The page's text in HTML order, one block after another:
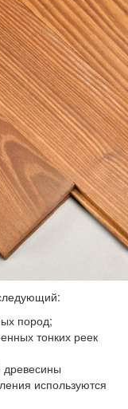
пород;
тонких реек
древесины
используются